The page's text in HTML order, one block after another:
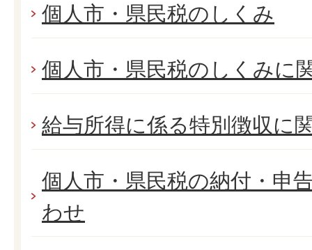
個人市・県民税のしくみ
個人市・県民税のしくみに
給与所得に係る特別徴収に
個人市・県民税の納付・申
わせ